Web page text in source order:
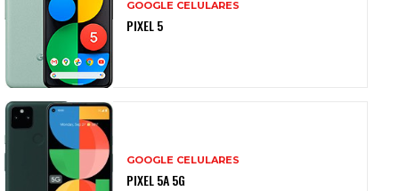
GOOGLE CELULARES
PIXEL 5
GOOGLE CELULARES
PIXEL 5A 5G